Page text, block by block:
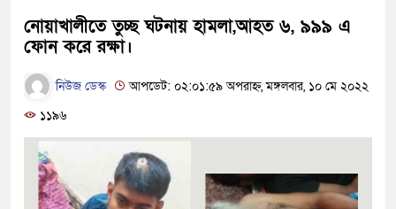
নোয়াখালীতে তুচ্ছ ঘটনায় হামলা,আহত ৬, ৯৯৯ এ
ফোন করে রক্ষা।
নিউজ ডেস্ক
আপডেট: ০২:০১:৫৯ অপরাহ্ন, মঙ্গলবার, ১০ মে ২০২২
১১৯৬